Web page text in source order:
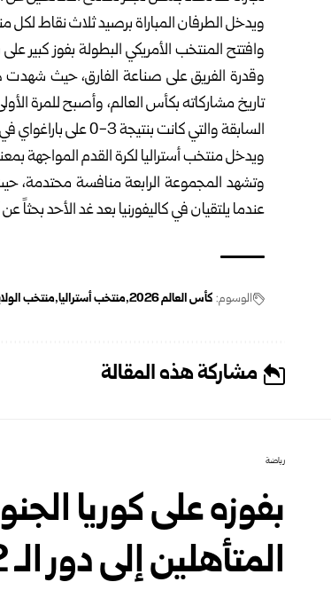
ويدخل الطرفان المباراة برصيد ثلاث نقاط لكل
وقدرة الفريق على صناعة الفارق، حيث ‏شهدت
‏تاريخ مشاركاته بكأس العالم، وأصبح للمرة
السابقة والتي كانت بنتيجة 3-0 على باراغواي في ‏نسخة 1930.‏
ويدخل منتخب أستراليا لكرة القدم المواجهة بمعنويات
وتشهد المجموعة الرابعة منافسة محتدمة،
عندما يلتقيان في كاليفورنيا بعد غد الأحد بحثاً
الوسوم: كأس العالم 2026 منتخب أستراليا منتخب
مشاركة هذه المقالة
رياضة
بفوزه على كوريا
المتأهلين إلى دور الـ 32 من كأس ‏العالم 2026‏